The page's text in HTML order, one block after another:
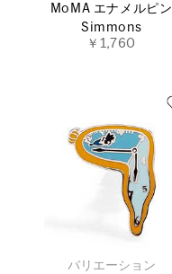
MoMA エナメルピン
Simmons
￥1,760
バリエーション